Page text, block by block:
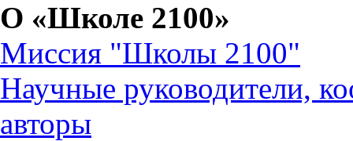
О «Школе 2100»
Миссия "Школы 2100"
Научные руководители,
авторы